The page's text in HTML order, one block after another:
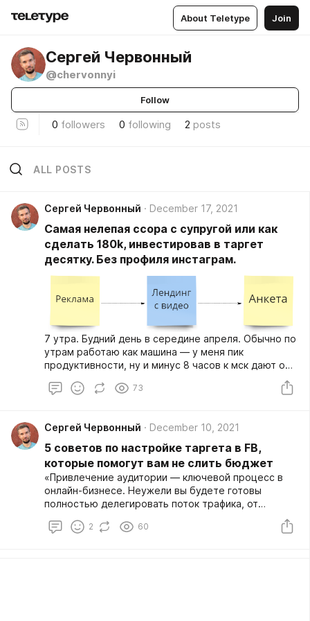
About Teletype Join
Сергей Червонный
@chervonnyi
Follow
0 followers 0 following 2 posts
ALL POSTS
Сергей Червонный December 17, 2021
Самая нелепая ссора с супругой или как
сделать 180k, инвестировав в таргет
десятку. Без профиля инстаграм.
7 утра. Будний день в середине апреля. Обычно по
утрам работаю как машина — у меня пик
продуктивности, ну и минус 8 часов к мск дают о
чаты уже разрываются.
73
Сергей Червонный December 10, 2021
5 советов по настройке таргета в FB,
которые помогут вам не слить бюджет
«Привлечение аудитории — ключевой процесс в
онлайн-бизнесе. Неужели вы будете готовы
полностью делегировать поток трафика, от
человеку?» — вот, что я услышал на встрече от
2 60